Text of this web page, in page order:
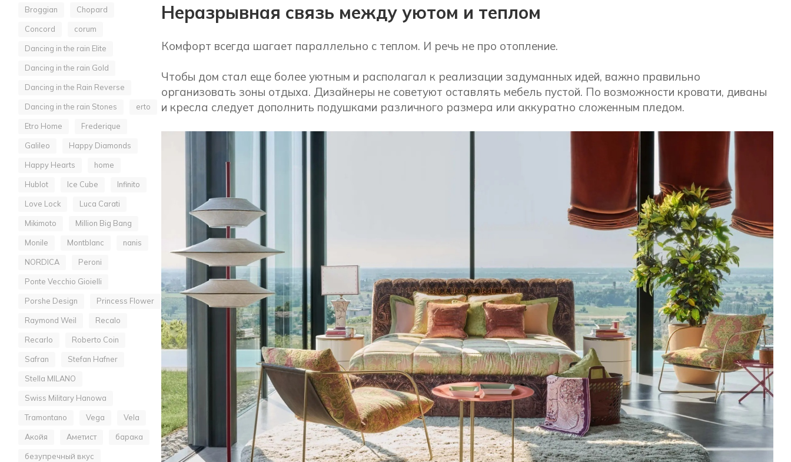
Неразрывная связь между уютом и теплом
Комфорт всегда шагает параллельно с теплом. И речь не про отопление.
Чтобы дом стал еще более уютным и располагал к реализации задуманных идей, важно правильно
организовать зоны отдыха. Дизайнеры не советуют оставлять мебель пустой. По возможности кровати, диваны
и кресла следует дополнить подушками различного размера или аккуратно сложенным пледом.
Broggian Chopard
Concord corum
Dancing in the rain Elite
Dancing in the rain Gold
Dancing in the Rain Reverse
Dancing in the rain Stones erto
Etro Home Frederique
Galileo Happy Diamonds
Happy Hearts home
Hublot Ice Cube Infinito
Love Lock Luca Carati
Mikimoto Million Big Bang
Monile Montblanc nanis
NORDICA Peroni
Ponte Vecchio Gioielli
Porshe Design Princess Flower
Raymond Weil Recalo
Recarlo Roberto Coin
Safran Stefan Hafner
Stella MILANO
Swiss Military Hanowa
Tramontano Vega Vela
Акойя Аметист барака
безупречный вкус